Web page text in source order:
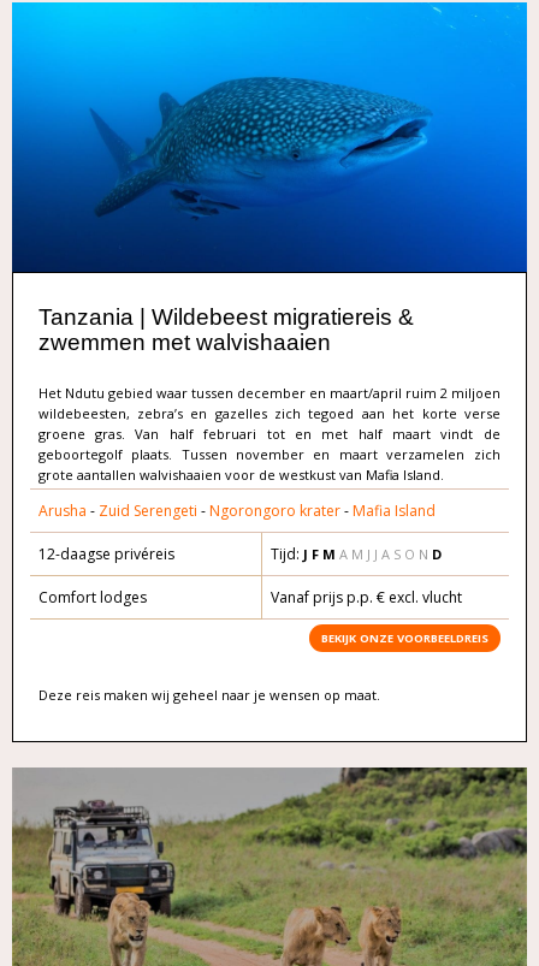
Tanzania | Wildebeest migratiereis &
zwemmen met walvishaaien
Het Ndutu gebied waar tussen december en maart/april ruim 2 miljoen
wildebeesten, zebra’s en gazelles zich tegoed aan het korte verse
groene gras. Van half februari tot en met half maart vindt de
geboortegolf plaats. Tussen november en maart verzamelen zich
grote aantallen walvishaaien voor de westkust van Mafia Island.
Arusha - Zuid Serengeti -Ngorongoro krater-Mafia Island
12-daagse privéreis Tijd: J F M A M J J A S O N D
Comfort lodges Vanaf prijs p.p. € excl. vlucht
BEKIJK ONZE VOORBEELDREIS
Deze reis maken wij geheel naar je wensen op maat.